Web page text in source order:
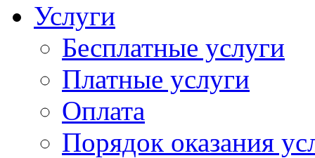
Услуги
Бесплатные услуги
Платные услуги
Оплата
Порядок оказания